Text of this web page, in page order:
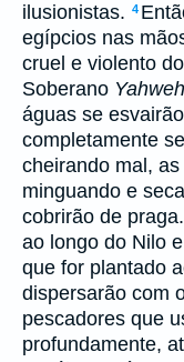
ilusionistas. 4
egípcios nas
cruel e violento
Soberano Yahweh
águas se
completamente
cheirando mal,
minguando e
cobrirão de praga.
ao longo do Nilo
que for plantado
dispersarão com
pescadores que
profundamente,